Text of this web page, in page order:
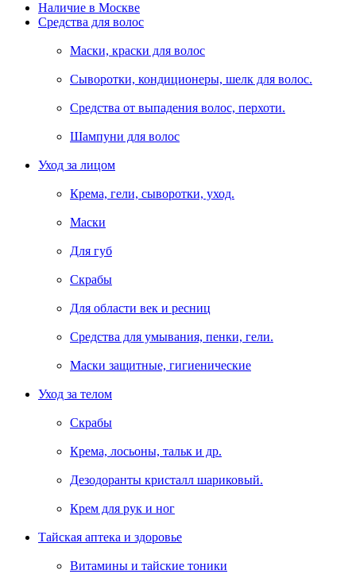
Наличие в Москве
Средства для волос
Маски, краски для волос
Сыворотки, кондиционеры, шелк для волос.
Средства от выпадения волос, перхоти.
Шампуни для волос
Уход за лицом
Крема, гели, сыворотки, уход.
Маски
Для губ
Скрабы
Для области век и ресниц
Средства для умывания, пенки, гели.
Маски защитные, гигиенические
Уход за телом
Скрабы
Крема, лосьоны, тальк и др.
Дезодоранты кристалл шариковый.
Крем для рук и ног
Тайская аптека и здоровье
Витамины и тайские тоники